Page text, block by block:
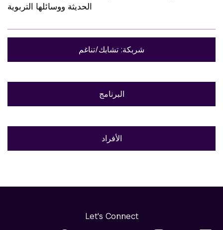
الحديثة ووسائلها التربوية
شربكة: تشابك/تناغم
البرنامج
الأفراد
Let's Connect